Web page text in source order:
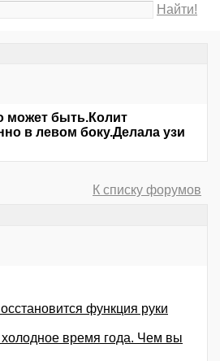
Найти!
может быть.Колит
в левом боку.Делала узи
К списку форумов
функция руки
холодное время года. Чем вы